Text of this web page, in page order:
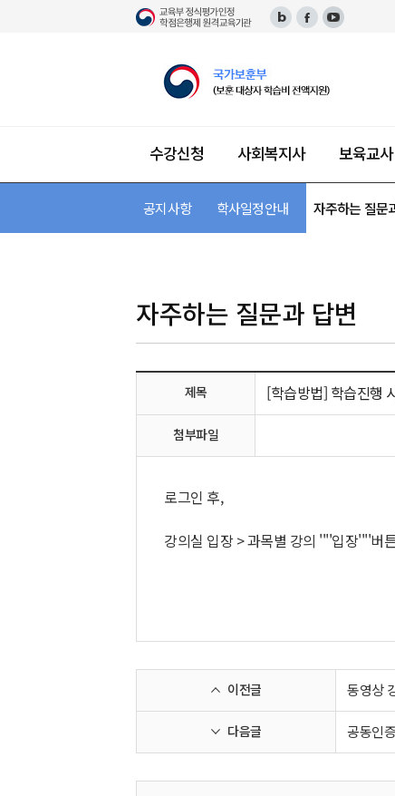
수강신청
단과 수강신청 패키지 수강신청
사회복지사
사회복지사 소개 자격증 안내 및 이
보육교사
보육교사 소개 자격증 안내 및 이수
장애영유아보육교사 소개 자격증
한국어교원 소개 자격증 안내 및 이
평생교육사 소개 자격증 안내 및 이
미용학 소개 교육과정 안내 및 이수
건강가정사 소개 자격 안내 및 이수
경영학 소개 필수 이수 과목
습
지
공지사항 학사일정안내 자주하는 질문
자주하는 질문과 답변
제목 [학습방법] 학습진행
첨부파일
로그인 후,
강의실 입장 > 과목별 강의 ''''입장''''버
이전글 동영상
다음글 공동인